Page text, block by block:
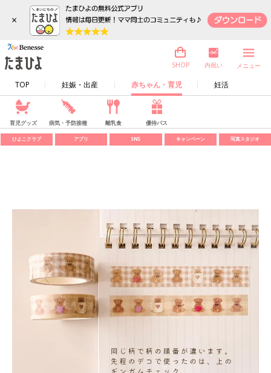
×
TOP 妊娠・出産 赤ちゃん・育児 妊活
SHOP 内祝い メニュー
育児グッズ 病気・予防接種 離乳食 優待パス
ひよこクラブ アプリ SNS キャンペーン 写真スタジオ